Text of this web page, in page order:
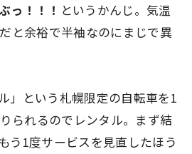
っ！！！ というかんじ。気温
と余裕で半袖なのにまじで異
」という札幌限定の自転車を1
られるのでレンタル。まず結
う1度サービスを見直したほう